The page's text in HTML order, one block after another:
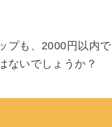
プも、2000円以内で
ないでしょうか？